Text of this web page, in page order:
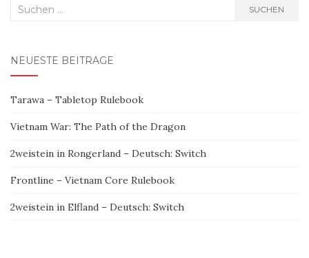
Suchen
SUCHEN
NEUESTE BEITRÄGE
Tarawa – Tabletop Rulebook
Vietnam War: The Path of the Dragon
2weistein in Rongerland – Deutsch: Switch
Frontline – Vietnam Core Rulebook
2weistein in Elfland – Deutsch: Switch